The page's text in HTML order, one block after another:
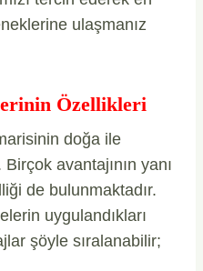
ulaşmanız
Özellikleri
doğa ile
avantajının yanı
de bulunmaktadır.
uygulandıkları
şöyle sıralanabilir;